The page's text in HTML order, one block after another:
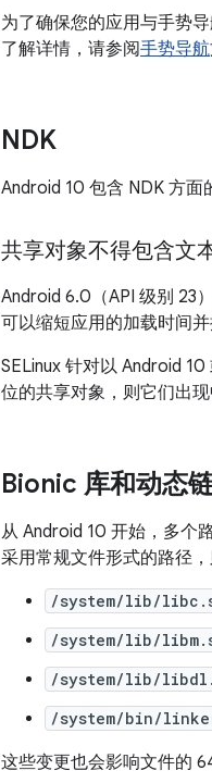
为了确保您的应用与手势
了解详情，请参阅手势导航
NDK
Android 10 包含 NDK 方面
共享对象不得包含文
Android 6.0（API 级别 23）
可以缩短应用的加载时间并
SELinux 针对以 Android
位的共享对象，则它们出现
Bionic 库和动态
从 Android 10 开始，多个
采用常规文件形式的路径
/system/lib/
/system/lib/
/system/lib/
/system/bin/
这些变更也会影响文件的